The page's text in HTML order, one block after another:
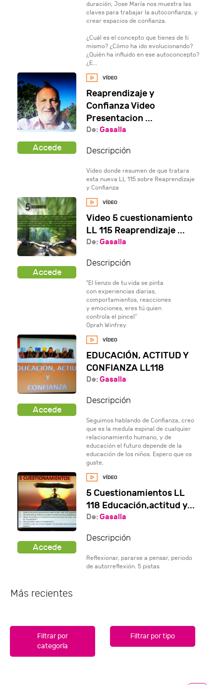
duración, Jose María nos muestra las
claves para trabajar la autoconfianza, y
crear espacios de confianza.
¿Cuál es el concepto que tienes de ti
mismo? ¿Cómo ha ido evolucionando?
¿Quién ha influido en ese autoconcepto?
¿E...
Reaprendizaje y
Confianza Video
Presentacion ...
De:Gasalla
Descripción
Video donde resumen de que tratara
esta nueva LL 115 sobre Reaprendizaje
y Confianza
Video 5 cuestionamiento
LL 115 Reaprendizaje ...
De:Gasalla
Descripción
"El lienzo de tu vida se pinta
con experiencias diarias,
comportamientos, reacciones
y emociones, eres tú quien
controla el pincel“
Oprah Winfrey
EDUCACIÓN, ACTITUD Y
CONFIANZA LL118
De:Gasalla
Descripción
Seguimos hablando de Confianza, creo
que es la medula espinal de cualquier
relacionamiento humano, y de
educación el futuro depende de la
educación de los niños. Espero que os
guste.
5 Cuestionamientos LL
118 Educación,actitud y...
De:Gasalla
Descripción
Reflexionar, pararse a pensar, periodo
de autorreflexión. 5 pistas
Más recientes
Filtrar por
categoría
Filtrar por tipo